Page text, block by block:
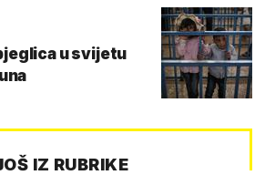
u svijetu
IZ RUBRIKE